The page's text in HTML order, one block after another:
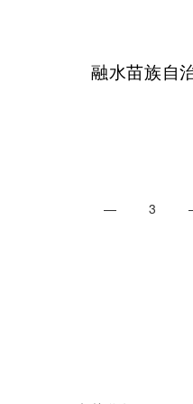
融水苗族自
— 3